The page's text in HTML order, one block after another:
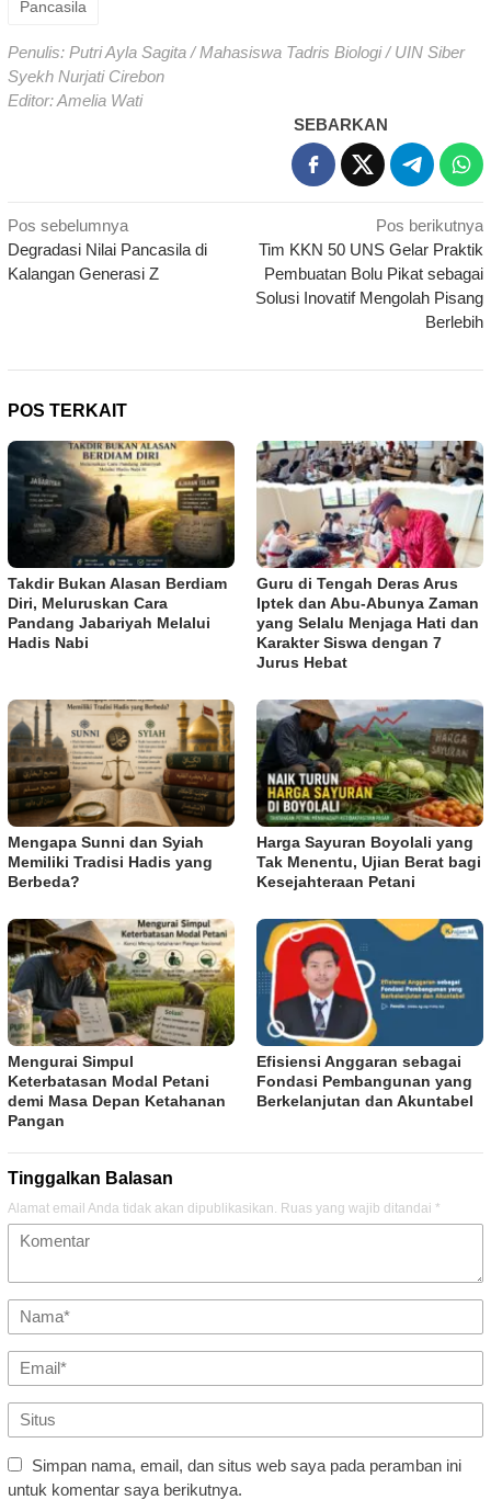
Pancasila
Penulis: Putri Ayla Sagita / Mahasiswa Tadris Biologi / UIN Siber
Syekh Nurjati Cirebon
Editor: Amelia Wati
SEBARKAN
Navigasi
pos
Pos sebelumnya
Degradasi Nilai Pancasila di
Kalangan Generasi Z
Pos berikutnya
Tim KKN 50 UNS Gelar Praktik
Pembuatan Bolu Pikat sebagai
Solusi Inovatif Mengolah Pisang
Berlebih
POS TERKAIT
Takdir Bukan Alasan Berdiam
Diri, Meluruskan Cara
Pandang Jabariyah Melalui
Hadis Nabi
Guru di Tengah Deras Arus
Iptek dan Abu-Abunya Zaman
yang Selalu Menjaga Hati dan
Karakter Siswa dengan 7
Jurus Hebat
Mengapa Sunni dan Syiah
Memiliki Tradisi Hadis yang
Berbeda?
Harga Sayuran Boyolali yang
Tak Menentu, Ujian Berat bagi
Kesejahteraan Petani
Mengurai Simpul
Keterbatasan Modal Petani
demi Masa Depan Ketahanan
Pangan
Efisiensi Anggaran sebagai
Fondasi Pembangunan yang
Berkelanjutan dan Akuntabel
Tinggalkan Balasan
Alamat email Anda tidak akan dipublikasikan. Ruas yang wajib ditandai *
Simpan nama, email, dan situs web saya pada peramban ini
untuk komentar saya berikutnya.